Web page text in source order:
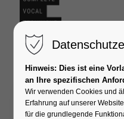
Andrea
Hinweis: Dies ist eine
an Ihre spezifischen
Wir verwenden Cookies und
Erfahrung auf unserer
für die grundlegende